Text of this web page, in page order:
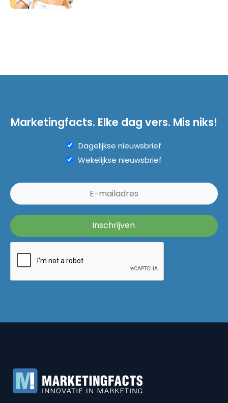
Marketingfacts. Elke dag vers. Mis niks!
Dagelijkse nieuwsbrief
Wekelijkse nieuwsbrief